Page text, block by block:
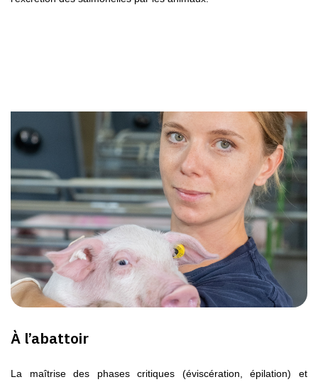
À l’abattoir
La maîtrise des phases critiques (éviscération, épilation) et